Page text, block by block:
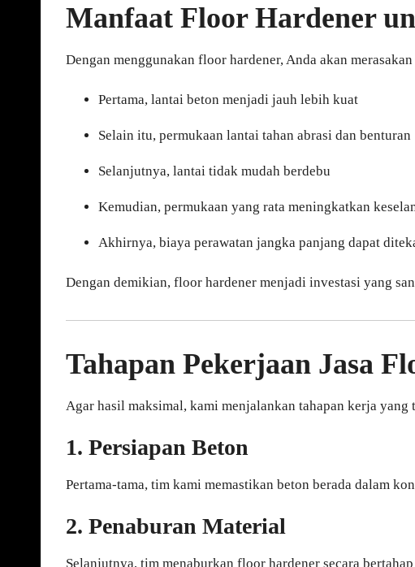
Manfaat Floor Hardener
Dengan menggunakan floor hardener, Anda akan
Pertama, lantai beton menjadi jauh lebih kuat
Selain itu, permukaan lantai tahan abrasi dan benturan
Selanjutnya, lantai tidak mudah berdebu
Kemudian, permukaan yang rata meningkatkan
Akhirnya, biaya perawatan jangka panjang dapat
Dengan demikian, floor hardener menjadi investasi yang
Tahapan Pekerjaan Jasa
Agar hasil maksimal, kami menjalankan tahapan kerja
1. Persiapan Beton
Pertama-tama, tim kami memastikan beton berada dalam
2. Penaburan Material
Selanjutnya, tim menaburkan floor hardener secara